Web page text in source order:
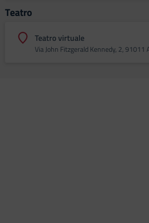
Teatro
Teatro virtuale
Via John Fitzgerald Kennedy, 2, 91011